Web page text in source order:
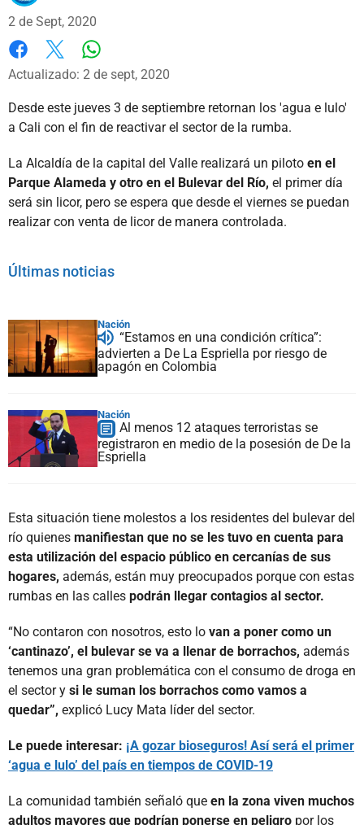
2 de Sept, 2020
Facebook
X
Actualizado: 2 de sept, 2020
Desde este jueves 3 de septiembre retornan los 'agua e lulo'
a Cali con el fin de reactivar el sector de la rumba.
La Alcaldía de la capital del Valle realizará un piloto en el
Parque Alameda y otro en el Bulevar del Río, el primer día
será sin licor, pero se espera que desde el viernes se puedan
realizar con venta de licor de manera controlada.
Últimas noticias
Nación
“Estamos en una condición crítica”:
advierten a De La Espriella por riesgo de
apagón en Colombia
Nación
Al menos 12 ataques terroristas se
registraron en medio de la posesión de De la
Espriella
Esta situación tiene molestos a los residentes del bulevar del
río quienes manifiestan que no se les tuvo en cuenta para
esta utilización del espacio público en cercanías de sus
hogares, además, están muy preocupados porque con estas
rumbas en las calles podrán llegar contagios al sector.
“No contaron con nosotros, esto lo van a poner como un
‘cantinazo’, el bulevar se va a llenar de borrachos, además
tenemos una gran problemática con el consumo de droga en
el sector y si le suman los borrachos como vamos a
quedar”, explicó Lucy Mata líder del sector.
Le puede interesar: ¡A gozar bioseguros! Así será el primer
‘agua e lulo’ del país en tiempos de COVID-19
La comunidad también señaló que en la zona viven muchos
adultos mayores que podrían ponerse en peligro por los